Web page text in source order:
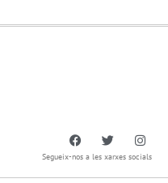
Segueix-nos a les xarxes socials